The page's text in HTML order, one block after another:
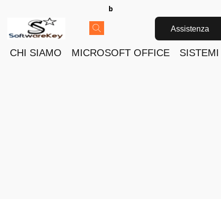
b
Assistenza
CHI SIAMO MICROSOFT OFFICE